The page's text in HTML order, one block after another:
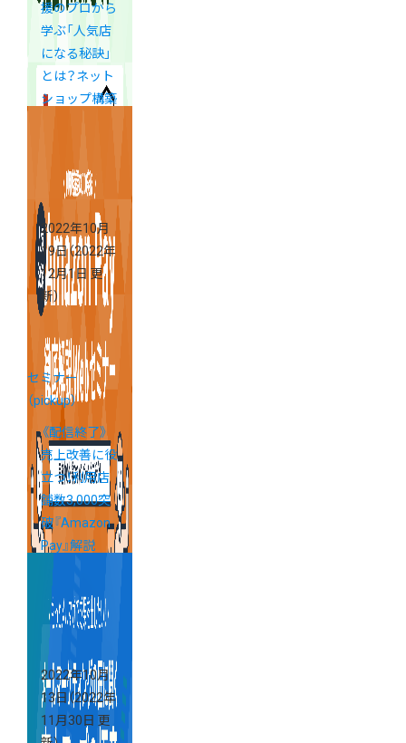
援のプロから
学ぶ「人気店
になる秘訣」
とは？ネット
ショップ構築
2022年10月
19日（2022年
12月1日 更
新）
セミナー
（pickup）
《配信終了》
売上改善に役
立つ！利用店
舗数3,000突
破『Amazon
Pay』解説
Webセミナー
2022年10月
13日（2022年
11月30日 更